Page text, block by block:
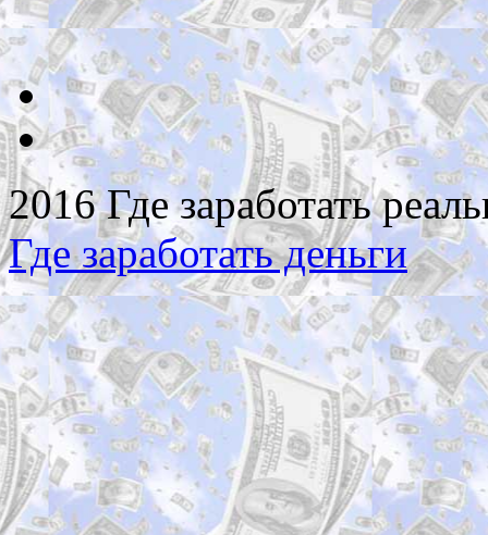
2016 Где заработать
Где заработать деньги